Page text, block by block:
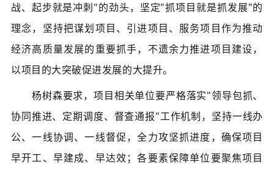
战、起步就是冲刺"的劲头，坚定"抓项目就是抓发展"的
理念，坚持把谋划项目、引进项目、服务项目作为推动
经济高质量发展的重要抓手，不遗余力推进项目建设，
以项目的大突破促进发展的大提升。
杨树森要求，项目相关单位要严格落实"领导包抓、
协同推进、定期调度、督查通报"工作机制，坚持一线办
公、一线协调、一线督促，全力攻坚抓进度，确保项目
早开工、早建成、早达效；各要素保障单位要聚焦项目